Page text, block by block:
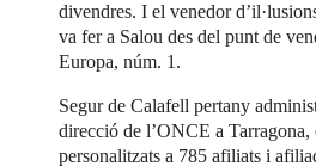
divendres. I el venedor
va fer a Salou des del punt de
Europa, núm. 1.
Segur de Calafell pertany
direcció de l’ONCE a Tarragona,
personalitzats a 785 afiliats i